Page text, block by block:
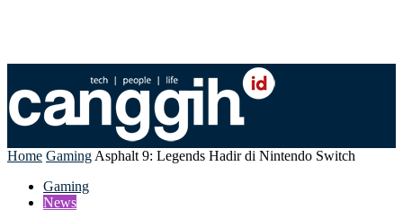
Home Gaming Asphalt 9: Legends Hadir di Nintendo Switch
Gaming
News